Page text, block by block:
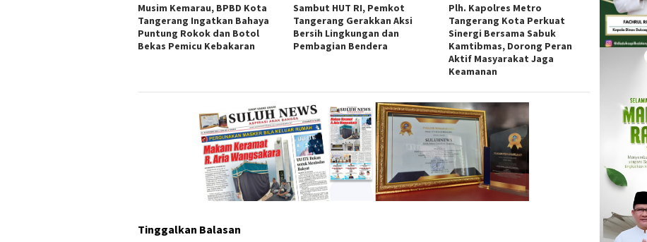
Musim Kemarau, BPBD Kota
Tangerang Ingatkan Bahaya
Puntung Rokok dan Botol
Bekas Pemicu Kebakaran
Sambut HUT RI, Pemkot
Tangerang Gerakkan Aksi
Bersih Lingkungan dan
Pembagian Bendera
Plh. Kapolres Metro
Tangerang Kota Perkuat
Sinergi Bersama Sabuk
Kamtibmas, Dorong Peran
Aktif Masyarakat Jaga
Keamanan
Tinggalkan Balasan